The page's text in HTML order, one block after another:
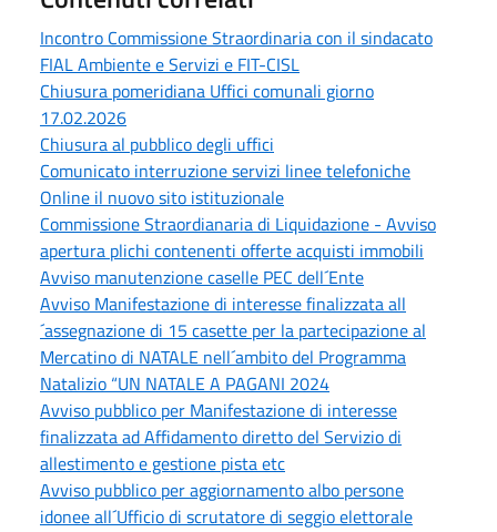
Incontro Commissione Straordinaria con il sindacato
FIAL Ambiente e Servizi e FIT-CISL
Chiusura pomeridiana Uffici comunali giorno
17.02.2026
Chiusura al pubblico degli uffici
Comunicato interruzione servizi linee telefoniche
Online il nuovo sito istituzionale
Commissione Straordianaria di Liquidazione - Avviso
apertura plichi contenenti offerte acquisti immobili
Avviso manutenzione caselle PEC dell´Ente
Avviso Manifestazione di interesse finalizzata all
´assegnazione di 15 casette per la partecipazione al
Mercatino di NATALE nell´ambito del Programma
Natalizio “UN NATALE A PAGANI 2024
Avviso pubblico per Manifestazione di interesse
finalizzata ad Affidamento diretto del Servizio di
allestimento e gestione pista etc
Avviso pubblico per aggiornamento albo persone
idonee all´Ufficio di scrutatore di seggio elettorale